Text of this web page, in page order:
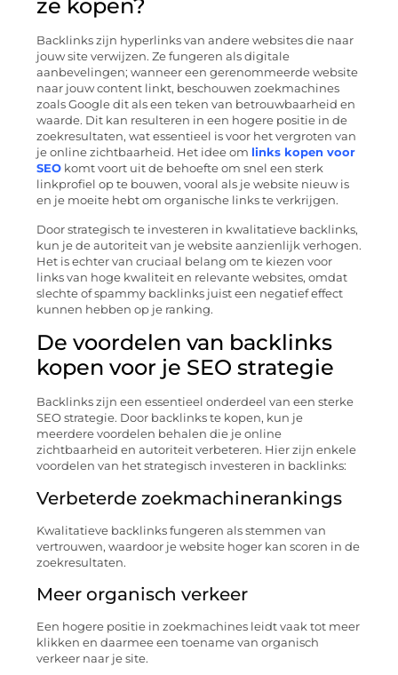
ze kopen?
Backlinks zijn hyperlinks van andere websites die naar
jouw site verwijzen. Ze fungeren als digitale
aanbevelingen; wanneer een gerenommeerde website
naar jouw content linkt, beschouwen zoekmachines
zoals Google dit als een teken van betrouwbaarheid en
waarde. Dit kan resulteren in een hogere positie in de
zoekresultaten, wat essentieel is voor het vergroten van
je online zichtbaarheid. Het idee om links kopen voor
SEO komt voort uit de behoefte om snel een sterk
linkprofiel op te bouwen, vooral als je website nieuw is
en je moeite hebt om organische links te verkrijgen.
Door strategisch te investeren in kwalitatieve backlinks,
kun je de autoriteit van je website aanzienlijk verhogen.
Het is echter van cruciaal belang om te kiezen voor
links van hoge kwaliteit en relevante websites, omdat
slechte of spammy backlinks juist een negatief effect
kunnen hebben op je ranking.
De voordelen van backlinks
kopen voor je SEO strategie
Backlinks zijn een essentieel onderdeel van een sterke
SEO strategie. Door backlinks te kopen, kun je
meerdere voordelen behalen die je online
zichtbaarheid en autoriteit verbeteren. Hier zijn enkele
voordelen van het strategisch investeren in backlinks:
Verbeterde zoekmachinerankings
Kwalitatieve backlinks fungeren als stemmen van
vertrouwen, waardoor je website hoger kan scoren in de
zoekresultaten.
Meer organisch verkeer
Een hogere positie in zoekmachines leidt vaak tot meer
klikken en daarmee een toename van organisch
verkeer naar je site.